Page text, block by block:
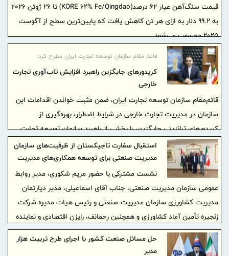
قیمت سنگ‌آهن عیار ۶۲ درصد(KORE 62% Fe/Qingdao) تا ۲۶ ژوئن ۲۰۲۶
به ۹۹.۲ دلار به ازای هر تن کاهش یافت که پایین‌ترین سطح از آگوست
۲۰۲۵ محسوب می‌شود.
قائم‌ مقام سازمان توسعه تجارت ایران مطرح کرد:
کریدورهای جایگزین راهبرد افزایش تاب‌آوری تجارت
خارجی
قائم‌مقام سازمان توسعه تجارت ایران، ضمن مثبت خواندن اقدامات این
سازمان در مدیریت تجارت خارجی در شرایط اضطرار، بهره‌گیری از
کریدورهای ترانزیتی جایگزین، را بخشی از راهبرد سازمان توسعه تجارت
ایران برای افزایش تاب‌آوری تجارت خارجی و تضمین دسترسی پایدار به
کالاهای اساسی دانست.
استقبال سفارت تاجیکستان از ظرفیت‌های سازمان
مدیریت صنعتی برای توسعه همکاری‌های مدیریت
صنعتی و کشاورزی
نشست مشترکی با حضور مریم شکوری، مدیر روابط
عمومی سازمان مدیریت صنعتی، جناب آقای اسماعیلی، مدیر دپارتمان
مدیریت کشاورزی سازمان مدیریت صنعتی و رئیس هیات مدیره شرکت
زنجیره تأمین آماد کشاورزی و همچنین رحمانف، رایزن اقتصادی و نماینده
سفارت جمهوری تاجیکستان در سفارت تاجیکستان در تهران برگزار شد.
حل مسائل صنعت کشور با اجرای طرح تربیت هزار
مدیر